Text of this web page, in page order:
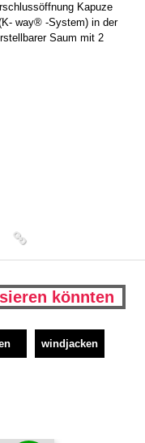
Kapuze
way® -System) in der
Saum mit 2
könnten
windjacken